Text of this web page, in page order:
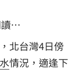
讀…
北台灣4日傍
情況，適逢下